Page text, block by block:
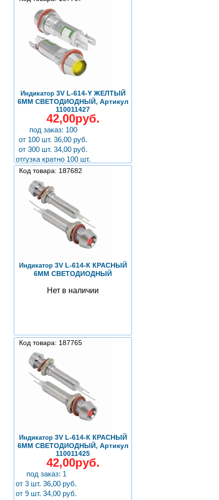
Индикатор3V L-614-Y ЖЕЛТЫЙ
6MM СВЕТОДИОДНЫЙ, Артикул
110011427
42,00руб.
под заказ: 100
от 100 шт. 36,00 руб.
от 300 шт. 34,00 руб.
отгузка кратно 100 шт.
Код товара: 187682
Индикатор3V L-614-К КРАСНЫЙ
6MM СВЕТОДИОДНЫЙ
Нет в наличии
Код товара: 187765
Индикатор3V L-614-К КРАСНЫЙ
6MM СВЕТОДИОДНЫЙ, Артикул
110011425
42,00руб.
под заказ: 1
от 3 шт. 36,00 руб.
от 9 шт. 34,00 руб.